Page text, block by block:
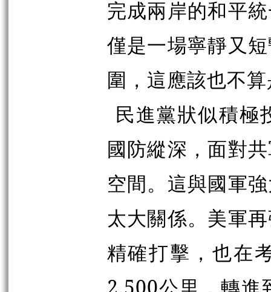
完成兩岸的和平
僅是一場寧靜又
圍，這應該也不
民進黨狀似積極
國防縱深，面對
空間。這與國軍
太大關係。美軍
精確打擊，也在